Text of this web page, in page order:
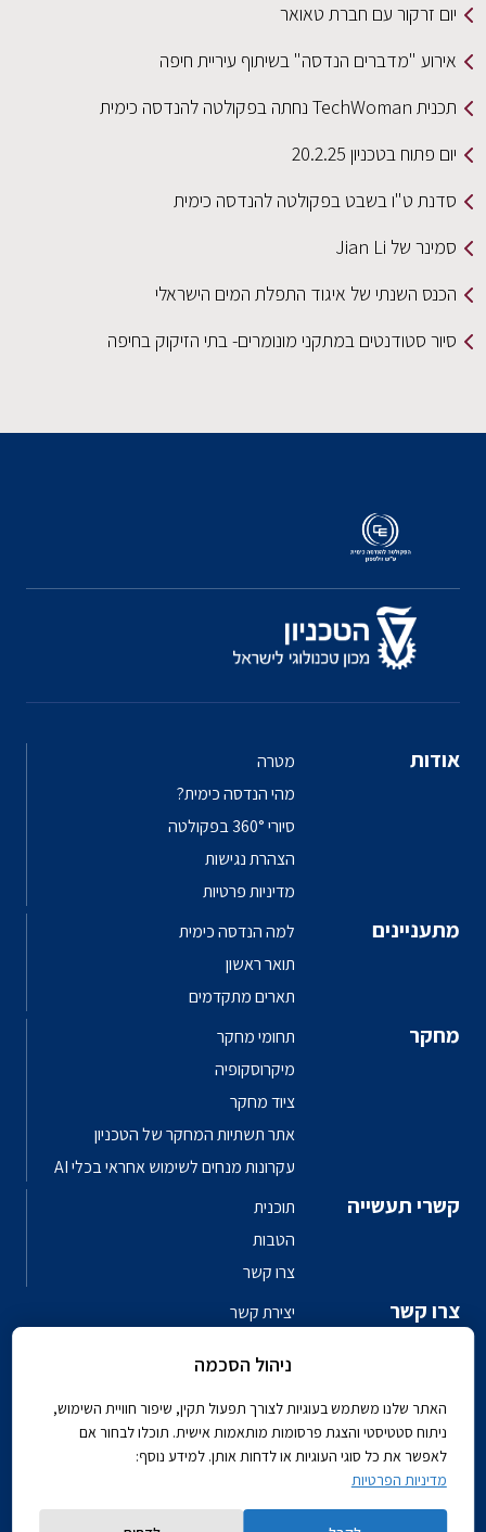
יום זרקור עם חברת טאואר
אירוע "מדברים הנדסה" בשיתוף עיריית חיפה
תכנית TechWoman נחתה בפקולטה להנדסה כימית
יום פתוח בטכניון 20.2.25
סדנת ט"ו בשבט בפקולטה להנדסה כימית
סמינר של Jian Li
הכנס השנתי של איגוד התפלת המים הישראלי
סיור סטודנטים במתקני מונומרים- בתי הזיקוק בחיפה
אודות
מטרה
מהי הנדסה כימית?
סיורי 360° בפקולטה
הצהרת נגישות
מדיניות פרטיות
מתעניינים
למה הנדסה כימית
תואר ראשון
תארים מתקדמים
מחקר
תחומי מחקר
מיקרוסקופיה
ציוד מחקר
אתר תשתיות המחקר של הטכניון
עקרונות מנחים לשימוש אחראי בכלי AI
קשרי תעשייה
תוכנית
הטבות
צרו קשר
צרו קשר
יצירת קשר
ספר טלפונים פקולטי
ניהול הסכמה
האתר שלנו משתמש בעוגיות לצורך תפעול תקין, שיפור חוויית השימוש,
ניתוח סטטיסטי והצגת פרסומות מותאמות אישית. תוכלו לבחור אם
לאפשר את כל סוגי העוגיות או לדחות אותן. למידע נוסף:
מדיניות הפרטיות